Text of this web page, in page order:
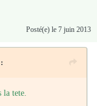
Posté(e) le 7 juin 2013
la tete.